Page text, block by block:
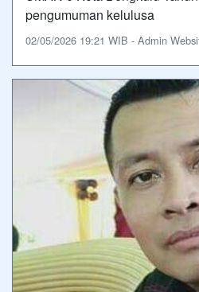
pengumuman kelulusa
02/05/2026 19:21 WIB - Admin